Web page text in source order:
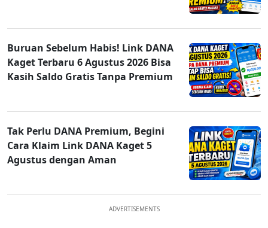
Buruan Sebelum Habis! Link DANA
Kaget Terbaru 6 Agustus 2026 Bisa
Kasih Saldo Gratis Tanpa Premium
Tak Perlu DANA Premium, Begini
Cara Klaim Link DANA Kaget 5
Agustus dengan Aman
ADVERTISEMENTS